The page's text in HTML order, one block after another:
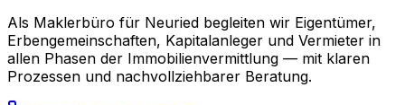
Als Maklerbüro für Neuried begleiten wir Eigentümer,
Erbengemeinschaften, Kapitalanleger und Vermieter in
allen Phasen der Immobilienvermittlung — mit klaren
Prozessen und nachvollziehbarer Beratung.